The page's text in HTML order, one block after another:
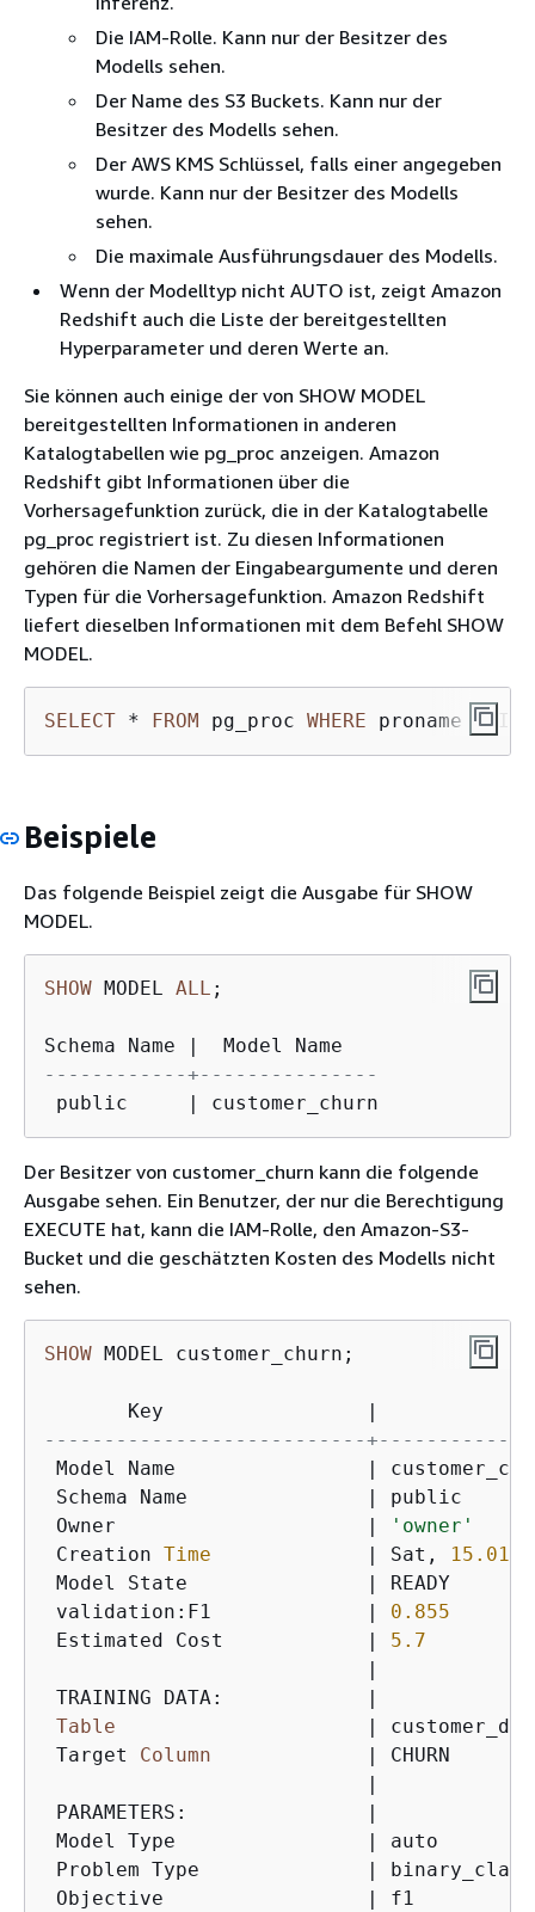
Die IAM-Rolle. Kann nur der Besitzer des
Modells sehen.
Der Name des S3 Buckets. Kann nur der
Besitzer des Modells sehen.
Der AWS KMS Schlüssel, falls einer angegeben
wurde. Kann nur der Besitzer des Modells
sehen.
Die maximale Ausführungsdauer des Modells.
Wenn der Modelltyp nicht AUTO ist, zeigt Amazon
Redshift auch die Liste der bereitgestellten
Hyperparameter und deren Werte an.
Sie können auch einige der von SHOW MODEL
bereitgestellten Informationen in anderen
Katalogtabellen wie pg_proc anzeigen. Amazon
Redshift gibt Informationen über die
Vorhersagefunktion zurück, die in der Katalogtabelle
pg_proc registriert ist. Zu diesen Informationen
gehören die Namen der Eingabeargumente und deren
Typen für die Vorhersagefunktion. Amazon Redshift
liefert dieselben Informationen mit dem Befehl SHOW
MODEL.
SELECT * FROM pg_proc WHERE proname
Beispiele
Das folgende Beispiel zeigt die Ausgabe für SHOW
MODEL.
SHOW MODEL ALL ;
Schema Name
------------+---------------
public
customer_churn
Der Besitzer von customer_churn kann die folgende
Ausgabe sehen. Ein Benutzer, der nur die Berechtigung
EXECUTE hat, kann die IAM-Rolle, den Amazon-S3-
Bucket und die geschätzten Kosten des Modells nicht
sehen.
SHOW MODEL customer_churn;
       Key
---------------------------
Model Name
Schema Name
public
Owner
'owner'
Creation Time Sat, 15.01
Model State
READY
validation:F1
0.855
Estimated Cost
5.7
TRAINING DATA:
Table
Target Column
CHURN
PARAMETERS:
Model Type
auto
Problem Type
Objective
f1